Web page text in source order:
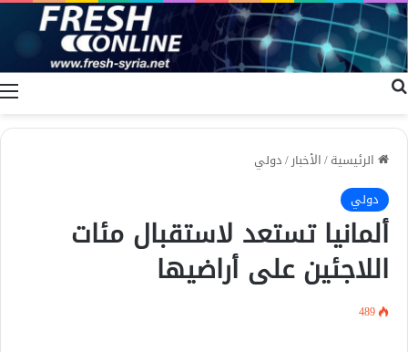
الرئيسية/الأخبار/دولي
دولي
ألمانيا تستعد لاستقبال مئات
اللاجئين على أراضيها
489